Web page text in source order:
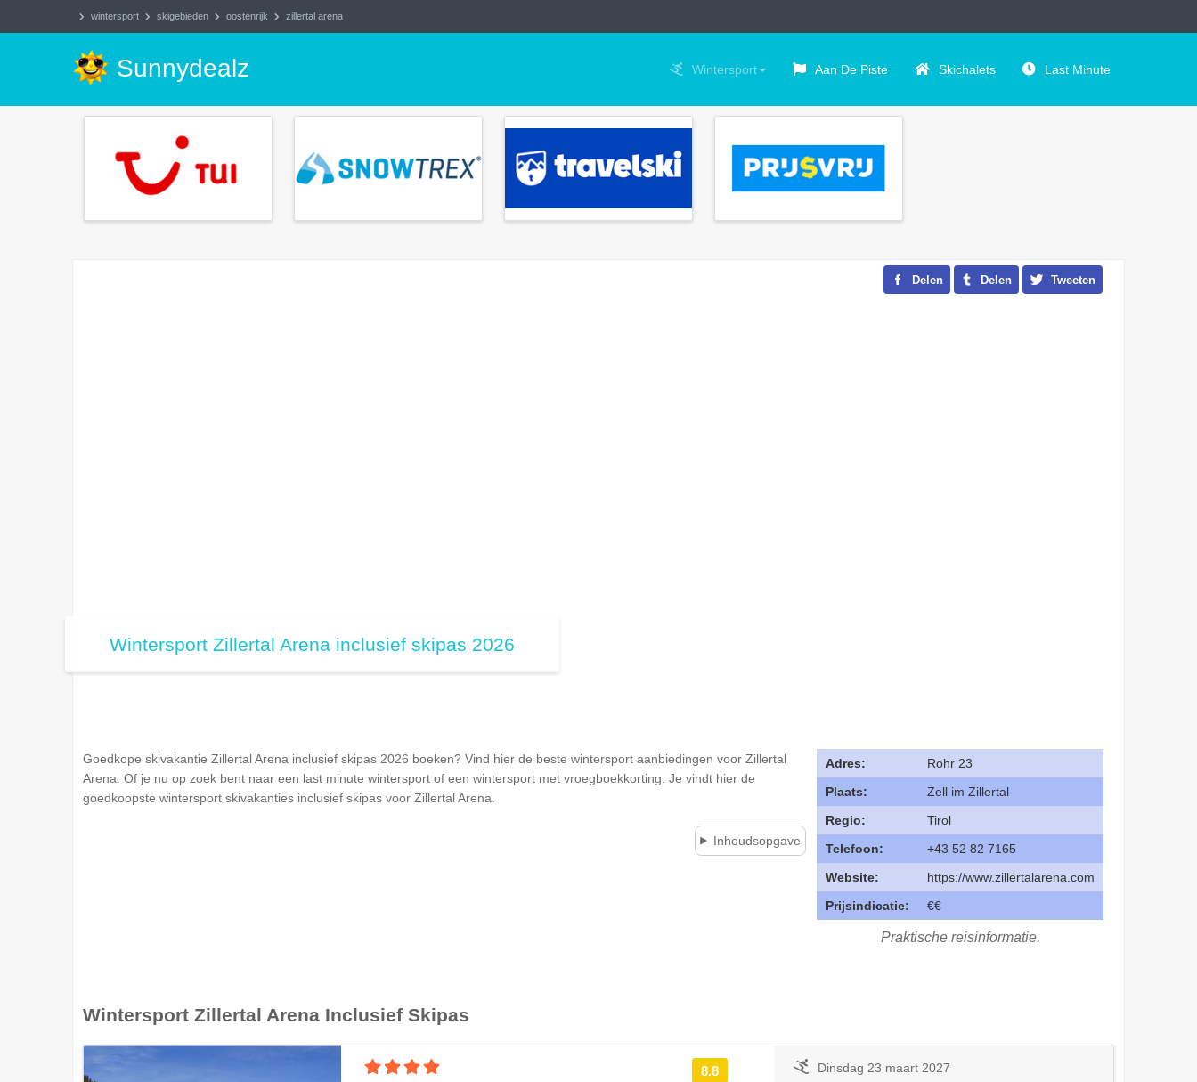
wintersport skigebieden oostenrijk zillertal arena
Sunnydealz Wintersport Aan De Piste Skichalets Last Minute
Wintersport Zillertal Arena inclusief skipas 2026
Delen Delen Tweeten
Adres:
Rohr 23
Plaats:
Zell im Zillertal
Regio:
Tirol
Telefoon:
+43 52 82 7165
Website:
https://www.zillertalarena.com
Prijsindicatie:
€€
Praktische reisinformatie.
Goedkope skivakantie Zillertal Arena inclusief skipas 2026 boeken? Vind hier de beste wintersport aanbiedingen voor Zillertal
Arena. Of je nu op zoek bent naar een last minute wintersport of een wintersport met vroegboekkorting. Je vindt hier de
goedkoopste wintersport skivakanties inclusief skipas voor Zillertal Arena.
Inhoudsopgave
Wintersport Zillertal Arena Inclusief Skipas
8.8
Dinsdag 23 maart 2027